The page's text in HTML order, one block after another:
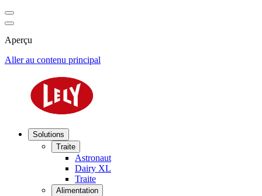
Aperçu
Aller au contenu principal
Solutions
Traite
Astronaut
Dairy XL
Traite
Alimentation